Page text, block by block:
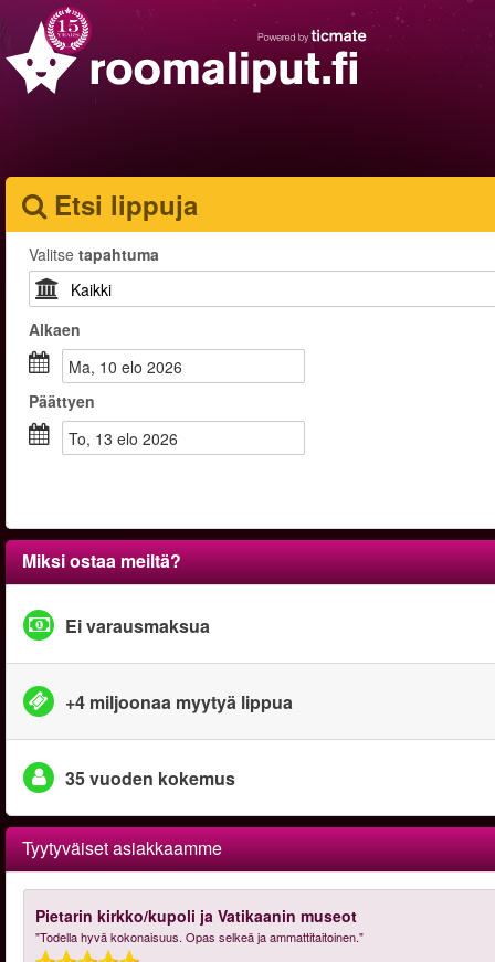
Etsi lippuja
Valitse tapahtuma
Alkaen
ma, 10 elo 2026
Päättyen
to, 13 elo 2026
Miksi ostaa meiltä?
Ei varausmaksua
+4 miljoonaa myytyä lippua
35 vuoden kokemus
Tyytyväiset asiakkaamme
Pietarin kirkko/kupoli ja Vatikaanin museot
"Todella hyvä kokonaisuus. Opas selkeä ja ammattitaitoinen."